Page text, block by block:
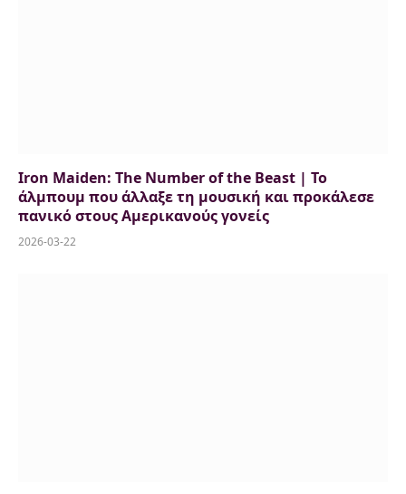
Iron Maiden: The Number of the Beast | Το
άλμπουμ που άλλαξε τη μουσική και προκάλεσε
πανικό στους Αμερικανούς γονείς
2026-03-22